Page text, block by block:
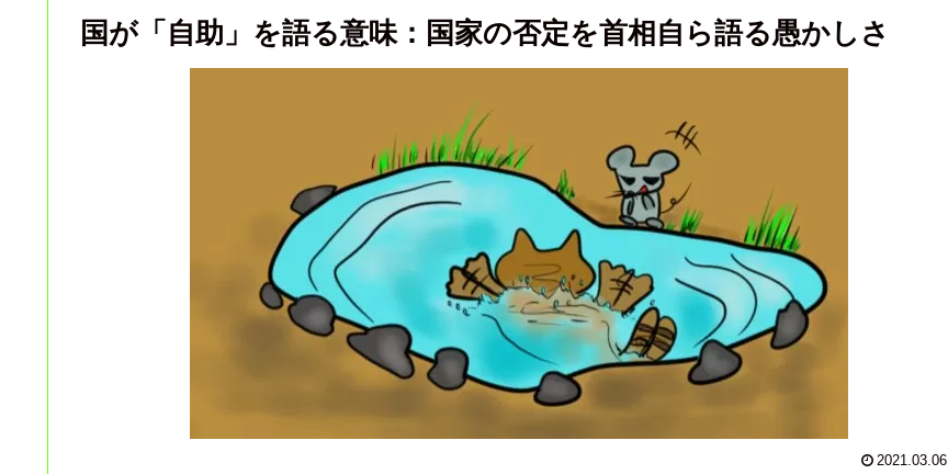
国が「自助」を語る意味：国家の否定を首相自ら語る愚かしさ
2021.03.06